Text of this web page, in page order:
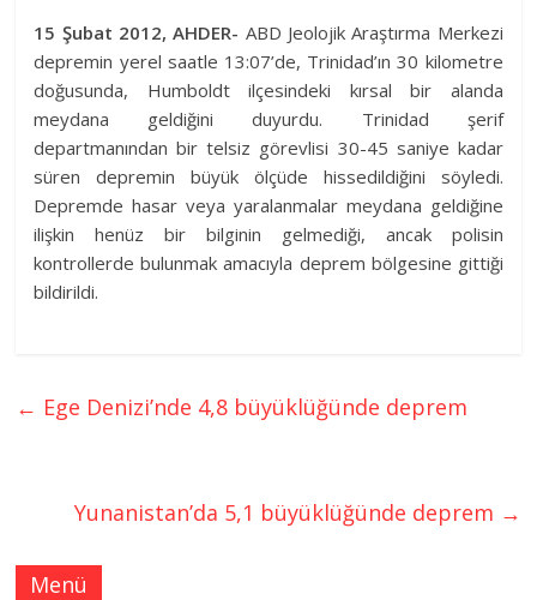
15 Şubat 2012, AHDER- ABD Jeolojik Araştırma Merkezi
depremin yerel saatle 13:07’de, Trinidad’ın 30 kilometre
doğusunda, Humboldt ilçesindeki kırsal bir alanda
meydana geldiğini duyurdu. Trinidad şerif
departmanından bir telsiz görevlisi 30-45 saniye kadar
süren depremin büyük ölçüde hissedildiğini söyledi.
Depremde hasar veya yaralanmalar meydana geldiğine
ilişkin henüz bir bilginin gelmediği, ancak polisin
kontrollerde bulunmak amacıyla deprem bölgesine gittiği
bildirildi.
← Ege Denizi’nde 4,8 büyüklüğünde deprem
Yunanistan’da 5,1 büyüklüğünde deprem →
Menü